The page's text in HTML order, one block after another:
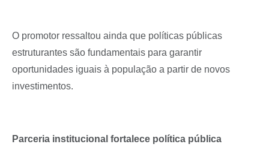
O promotor ressaltou ainda que políticas públicas
estruturantes são fundamentais para garantir
oportunidades iguais à população a partir de novos
investimentos.
Parceria institucional fortalece política pública